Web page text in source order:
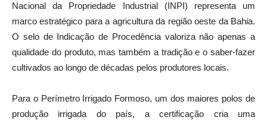
Nacional da Propriedade Industrial (INPI) representa um
marco estratégico para a agricultura da região oeste da Bahia.
O selo de Indicação de Procedência valoriza não apenas a
qualidade do produto, mas também a tradição e o saber-fazer
cultivados ao longo de décadas pelos produtores locais.
Para o Perímetro Irrigado Formoso, um dos maiores polos de
produção irrigada do país, a certificação cria uma